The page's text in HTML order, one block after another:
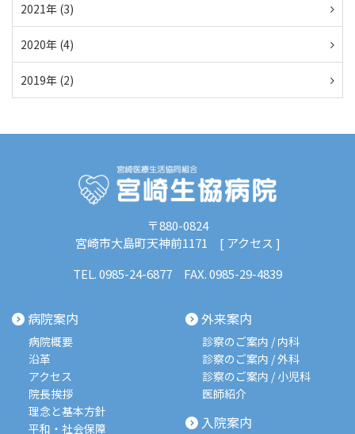
2021年 (3)
2020年 (4)
2019年 (2)
〒880-0824
宮崎市大島町天神前1171 [ アクセス ]
TEL.0985-24-6877 FAX. 0985-29-4839
病院案内
病院概要
沿革
アクセス
院長挨拶
理念と基本方針
平和・社会保障
外来案内
診察のご案内 / 内科
診察のご案内 / 外科
診察のご案内 / 小児科
医師紹介
入院案内